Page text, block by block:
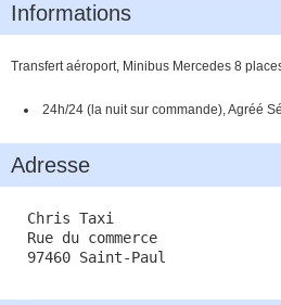
Informations
Transfert aéroport, Minibus Mercedes 8
24h/24 (la nuit sur commande), Agréé
devis rapide
Adresse
Chris Taxi
Rue du commerce
97460 Saint-Paul